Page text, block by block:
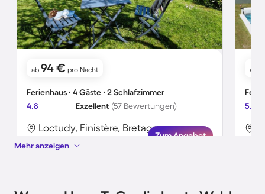
ab 94 € pro Nacht
Ferienhaus ∙ 4 Gäste ∙ 2 Schlafzimmer
4.8
Exzellent (57 Bewertungen)
Loctudy, Finistère, Bretagne
Zum Angebot
ab
5.0
Mehr anzeigen